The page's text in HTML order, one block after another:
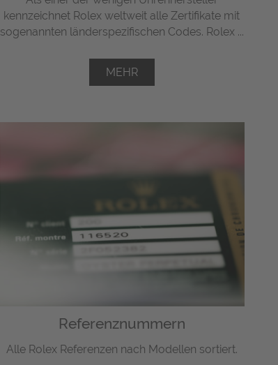
kennzeichnet Rolex weltweit alle Zertifikate mit
sogenannten länderspezifischen Codes. Rolex ...
MEHR
Referenznummern
Alle Rolex Referenzen nach Modellen sortiert.